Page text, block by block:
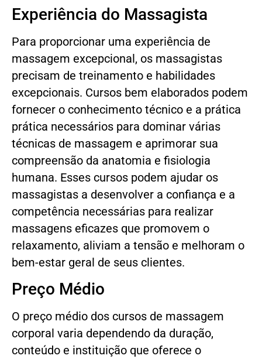
Experiência do Massagista
Para proporcionar uma experiência de
massagem excepcional, os massagistas
precisam de treinamento e habilidades
excepcionais. Cursos bem elaborados podem
fornecer o conhecimento técnico e a prática
prática necessários para dominar várias
técnicas de massagem e aprimorar sua
compreensão da anatomia e fisiologia
humana. Esses cursos podem ajudar os
massagistas a desenvolver a confiança e a
competência necessárias para realizar
massagens eficazes que promovem o
relaxamento, aliviam a tensão e melhoram o
bem-estar geral de seus clientes.
Preço Médio
O preço médio dos cursos de massagem
corporal varia dependendo da duração,
conteúdo e instituição que oferece o